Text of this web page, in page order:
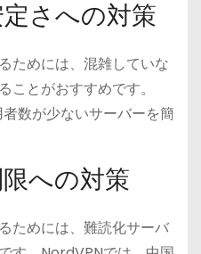
さへの対策
ためには、混雑していな
ことがおすすめです。
数が少ないサーバーを簡
への対策
ためには、難読化サーバ